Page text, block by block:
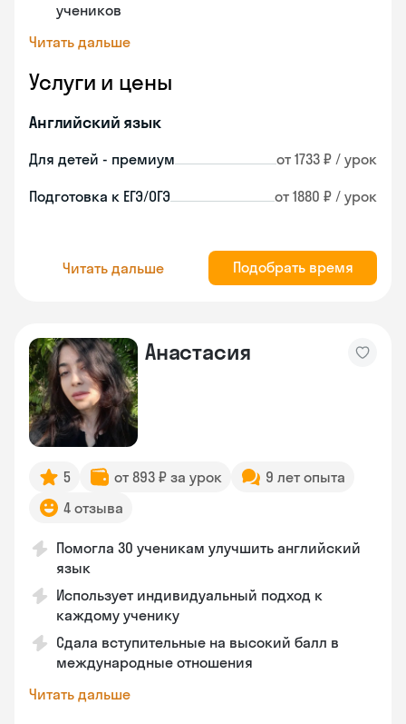
учеников
Читать дальше
Услуги и цены
Английский язык
Для детей - премиум от 1733 ₽ / урок
Подготовка к ЕГЭ/ОГЭ от 1880 ₽ / урок
Читать дальше Подобрать время
Анастасия
5 от 893 ₽ за урок
9 лет опыта
4 отзыва
Помогла 30 ученикам улучшить английский
язык
Использует индивидуальный подход к
каждому ученику
Сдала вступительные на высокий балл в
международные отношения
Читать дальше